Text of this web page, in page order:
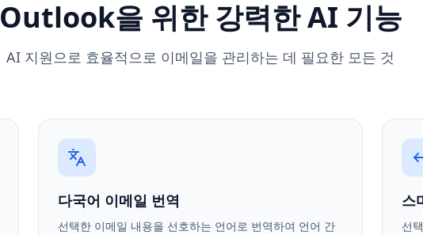
Outlook을 위한 강력한 AI 기능
AI 지원으로 효율적으로 이메일을 관리하는 데 필요한 모든 것
다국어 이메일 번역
선택한 이메일 내용을 선호하는 언어로 번역하여 언어 간
스
선